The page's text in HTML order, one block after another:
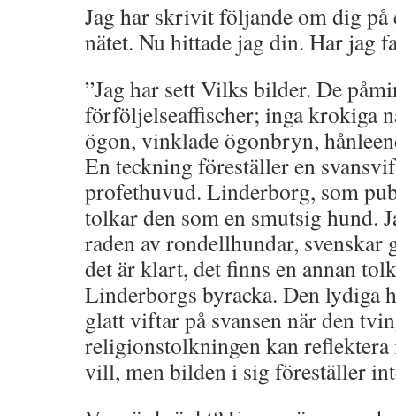
Jag har skrivit följande om dig på
nätet. Nu hittade jag din. Har jag
”Jag har sett Vilks bilder. De
förföljelseaffischer; inga krokiga
ögon, vinklade ögonbryn,
En teckning föreställer en
profethuvud. Linderborg, som
tolkar den som en smutsig hund.
raden av rondellhundar,
det är klart, det finns en annan
Linderborgs byracka. Den lydiga
glatt viftar på svansen när den
religionstolkningen kan
vill, men bilden i sig föreställer